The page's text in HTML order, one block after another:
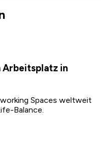
Arbeitsplatz in
Spaces weltweit
Balance.